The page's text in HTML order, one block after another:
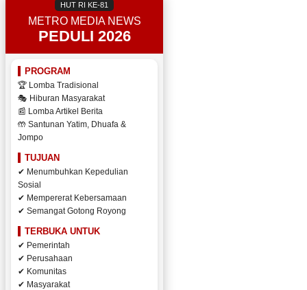
HUT RI KE-81
METRO MEDIA NEWS
PEDULI 2026
PROGRAM
🏆 Lomba Tradisional
🎭 Hiburan Masyarakat
📰 Lomba Artikel Berita
🤲 Santunan Yatim, Dhuafa &
Jompo
TUJUAN
✔ Menumbuhkan Kepedulian
Sosial
✔ Mempererat Kebersamaan
✔ Semangat Gotong Royong
TERBUKA UNTUK
✔ Pemerintah
✔ Perusahaan
✔ Komunitas
✔ Masyarakat